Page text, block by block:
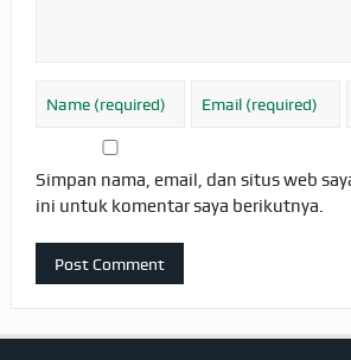
Simpan nama, email, dan situs web
ini untuk komentar saya berikutnya.